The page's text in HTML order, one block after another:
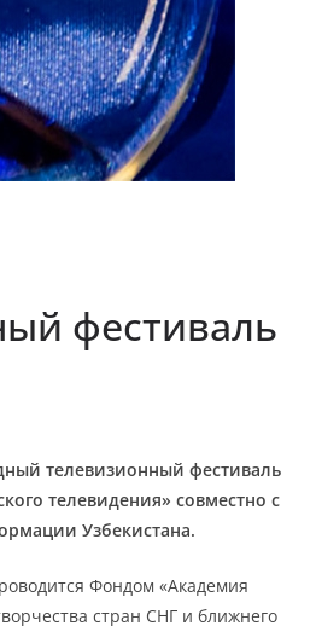
фестиваль
телевизионный фестиваль
телевидения» совместно с
Узбекистана.
Фондом «Академия
стран СНГ и ближнего